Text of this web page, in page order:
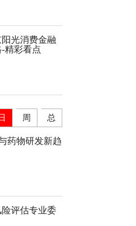
光消费金融
精彩看点
日 周 总
药物研发新趋
评估专业委